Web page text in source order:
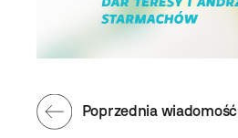
Poprzednia wiadomość